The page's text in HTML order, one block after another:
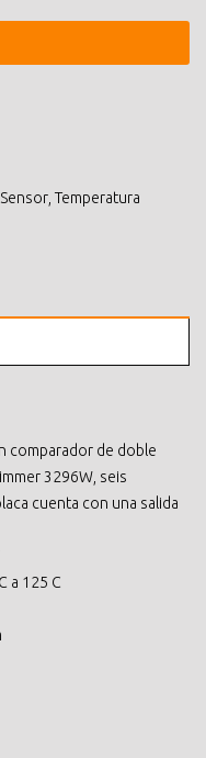
Sensor Temperatura
comparador de doble
3296W, seis
cuenta con una salida
a 125 C